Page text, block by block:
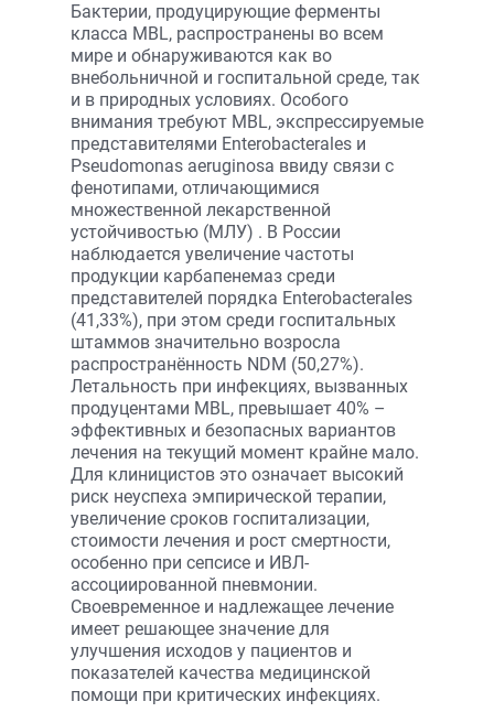
Бактерии, продуцирующие ферменты
класса MBL, распространены во всем
мире и обнаруживаются как во
внебольничной и госпитальной среде, так
и в природных условиях. Особого
внимания требуют MBL, экспрессируемые
представителями Enterobacterales и
Pseudomonas aeruginosa ввиду связи с
фенотипами, отличающимися
множественной лекарственной
устойчивостью (МЛУ) . В России
наблюдается увеличение частоты
продукции карбапенемаз среди
представителей порядка Enterobacterales
(41,33%), при этом среди госпитальных
штаммов значительно возросла
распространённость NDM (50,27%).
Летальность при инфекциях, вызванных
продуцентами MBL, превышает 40% –
эффективных и безопасных вариантов
лечения на текущий момент крайне мало.
Для клиницистов это означает высокий
риск неуспеха эмпирической терапии,
увеличение сроков госпитализации,
стоимости лечения и рост смертности,
особенно при сепсисе и ИВЛ-
ассоциированной пневмонии.
Своевременное и надлежащее лечение
имеет решающее значение для
улучшения исходов у пациентов и
показателей качества медицинской
помощи при критических инфекциях.